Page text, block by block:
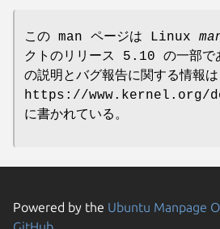
この man ページは Linux
クトのリリース 5.10 の一部で
の説明とバグ報告に関する情報は
https://www.kernel.org/
に書かれている。
Powered by the Ubuntu Manpage